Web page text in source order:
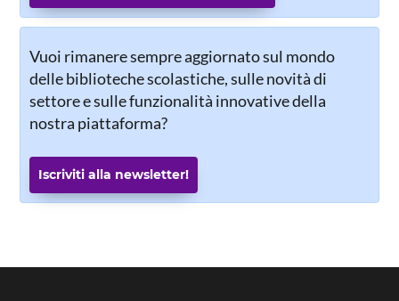
Vuoi rimanere sempre aggiornato sul mondo
delle biblioteche scolastiche, sulle novità di
settore e sulle funzionalità innovative della
nostra piattaforma?
Iscriviti alla newsletter!